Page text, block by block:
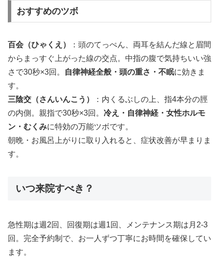
おすすめのツボ
百会（ひゃくえ）
：頭のてっぺん、両耳を結んだ線と眉間
からまっすぐ上がった線の交点。中指の腹で気持ちいい強
さで30秒×3回。
自律神経全般・頭の重さ・不眠に効きま
す。
三陰交（さんいんこう）
：内くるぶしの上、指4本分の脛
の内側。親指で30秒×3回。 冷え・自律神経・女性ホルモ
ン・むくみに特効の万能ツボです。
朝晩・お風呂上がりに取り入れると、症状改善が早まりま
す。
いつ来院すべき？
急性期は週2回、回復期は週1回、メンテナンス期は月2-3
回。完全予約制で、お一人ずつ丁寧にお時間を確保してい
ます。